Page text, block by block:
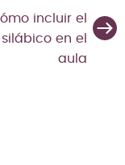
incluir el
en el
aula